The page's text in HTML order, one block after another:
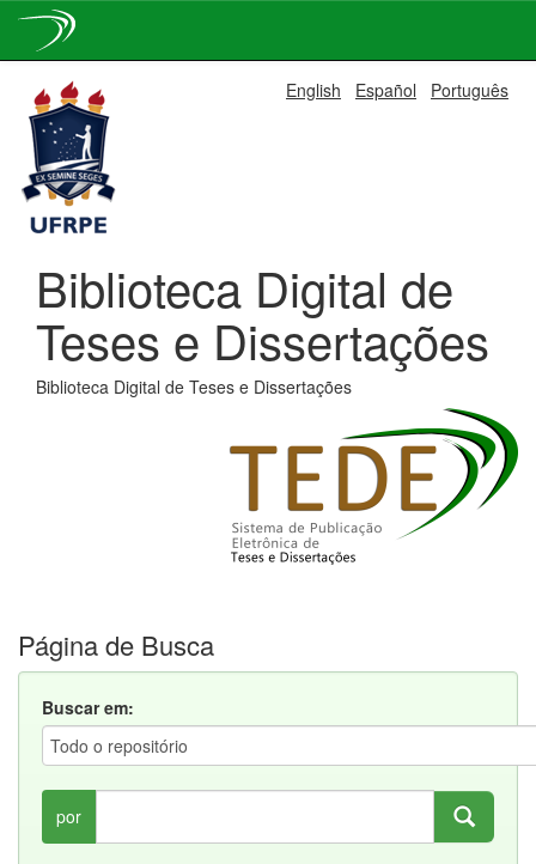
navigation
English Español Português
Biblioteca Digital de
Teses e Dissertações
Biblioteca Digital de Teses e Dissertações
Página de Busca
Buscar em:
por